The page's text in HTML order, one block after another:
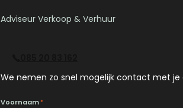
Adviseur Verkoop & Verhuur
We nemen zo snel mogelijk contact met je
Voornaam*